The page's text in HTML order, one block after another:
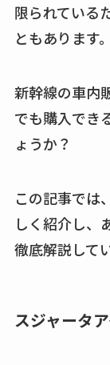
限られている
ともあります。
新幹線の車内
でも購入でき
ょうか？
この記事では
しく紹介し、
徹底解説して
スジャータ